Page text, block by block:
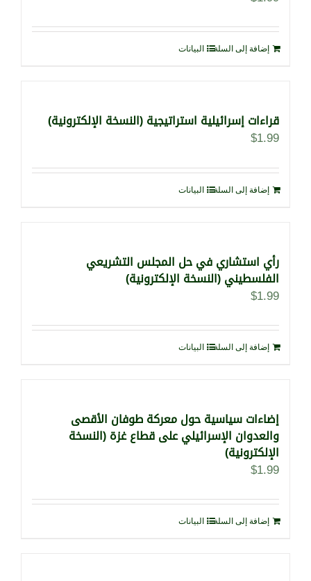
إضافة إلى السلة البيانات
قراءات إسرائيلية استراتيجية (النسخة الإلكترونية)
$1.99
إضافة إلى السلة البيانات
رأي استشاري في حل المجلس التشريعي
الفلسطيني (النسخة الإلكترونية)
$1.99
إضافة إلى السلة البيانات
إضاءات سياسية حول معركة طوفان الأقصى
والعدوان الإسرائيلي على قطاع غزة (النسخة
الإلكترونية)
$1.99
إضافة إلى السلة البيانات